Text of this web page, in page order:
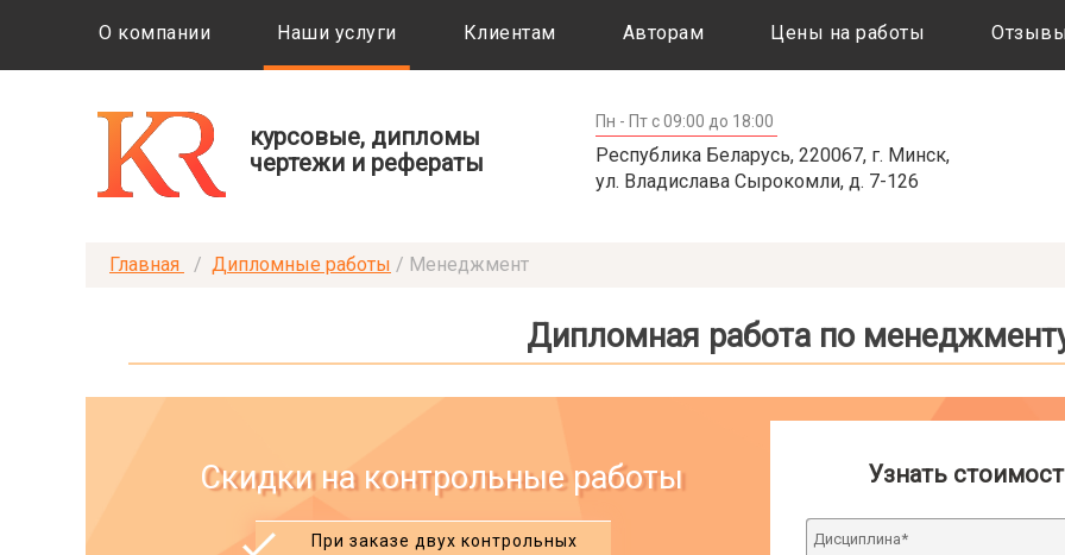
О компании Наши услуги Клиентам Авторам Цены на работы
курсовые, дипломы
чертежи и рефераты
Пн - Пт с 09:00 до 18:00
Республика Беларусь, 220067, г. Минск,
ул. Владислава Сырокомли, д. 7-126
Главная / Дипломные работы / Менеджмент
Дипломная работа по
Скидки на контрольные работы
При заказе двух контрольных
Скидки на
При заказе двух
Узнать
Дисциплина*